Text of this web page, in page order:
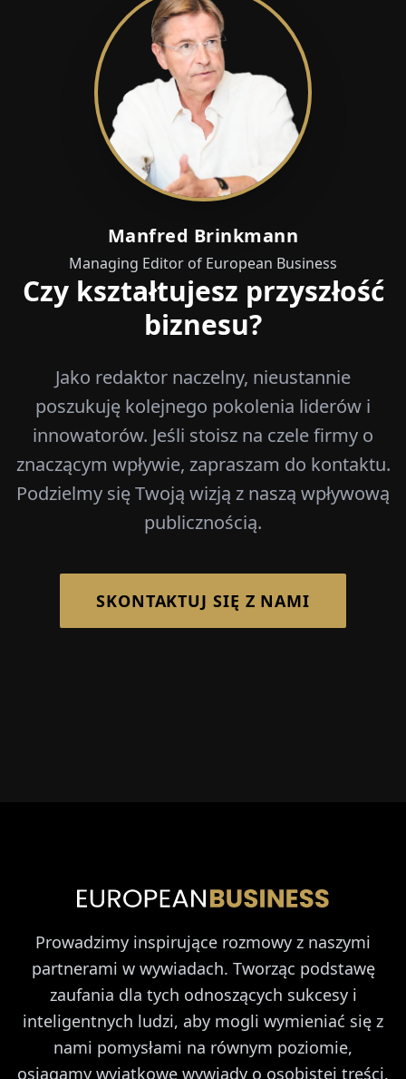
Manfred Brinkmann
Managing Editor of European Business
Czy kształtujesz przyszłość
biznesu?
Jako redaktor naczelny, nieustannie
poszukuję kolejnego pokolenia liderów i
innowatorów. Jeśli stoisz na czele firmy o
znaczącym wpływie, zapraszam do kontaktu.
Podzielmy się Twoją wizją z naszą wpływową
publicznością.
SKONTAKTUJ SIĘ Z NAMI
Prowadzimy inspirujące rozmowy z naszymi
partnerami w wywiadach. Tworząc podstawę
zaufania dla tych odnoszących sukcesy i
inteligentnych ludzi, aby mogli wymieniać się z
nami pomysłami na równym poziomie,
osiągamy wyjątkowe wywiady o osobistej treści.